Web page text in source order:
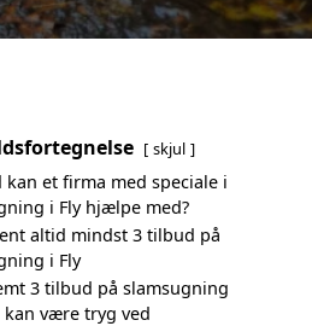
skjul
kan et firma med speciale i
i Fly hjælpe med?
altid mindst 3 tilbud på
i Fly
3 tilbud på slamsugning
kan være tryg ved